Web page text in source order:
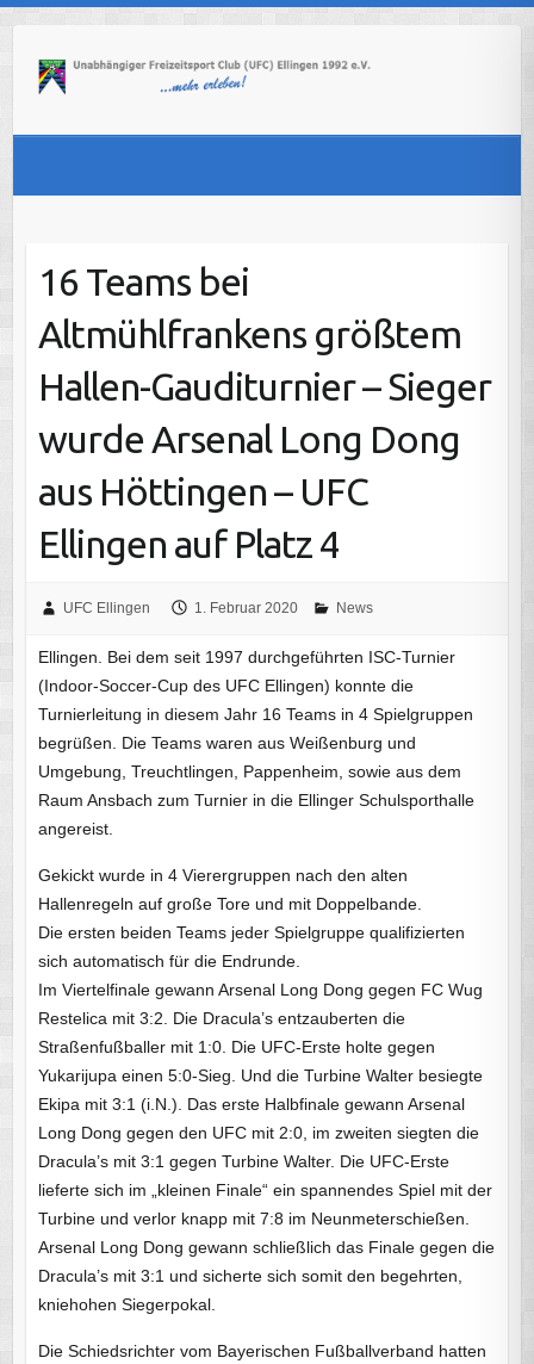
content
16 Teams bei
Altmühlfrankens größtem
Hallen-Gauditurnier – Sieger
wurde Arsenal Long Dong
aus Höttingen – UFC
Ellingen auf Platz 4
UFC Ellingen 1. Februar 2020 News
Ellingen. Bei dem seit 1997 durchgeführten ISC-Turnier
(Indoor-Soccer-Cup des UFC Ellingen) konnte die
Turnierleitung in diesem Jahr 16 Teams in 4 Spielgruppen
begrüßen. Die Teams waren aus Weißenburg und
Umgebung, Treuchtlingen, Pappenheim, sowie aus dem
Raum Ansbach zum Turnier in die Ellinger Schulsporthalle
angereist.
Gekickt wurde in 4 Vierergruppen nach den alten
Hallenregeln auf große Tore und mit Doppelbande.
Die ersten beiden Teams jeder Spielgruppe qualifizierten
sich automatisch für die Endrunde.
Im Viertelfinale gewann Arsenal Long Dong gegen FC Wug
Restelica mit 3:2. Die Dracula’s entzauberten die
Straßenfußballer mit 1:0. Die UFC-Erste holte gegen
Yukarijupa einen 5:0-Sieg. Und die Turbine Walter besiegte
Ekipa mit 3:1 (i.N.). Das erste Halbfinale gewann Arsenal
Long Dong gegen den UFC mit 2:0, im zweiten siegten die
Dracula’s mit 3:1 gegen Turbine Walter. Die UFC-Erste
lieferte sich im „kleinen Finale“ ein spannendes Spiel mit der
Turbine und verlor knapp mit 7:8 im Neunmeterschießen.
Arsenal Long Dong gewann schließlich das Finale gegen die
Dracula’s mit 3:1 und sicherte sich somit den begehrten,
kniehohen Siegerpokal.
Die Schiedsrichter vom Bayerischen Fußballverband hatten